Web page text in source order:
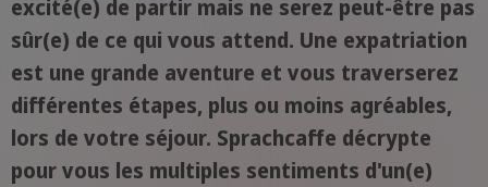
excité(e) de partir mais ne serez peut-être pas
sûr(e) de ce qui vous attend. Une expatriation
est une grande aventure et vous traverserez
différentes étapes, plus ou moins agréables,
lors de votre séjour. Sprachcaffe décrypte
pour vous les multiples sentiments d'un(e)